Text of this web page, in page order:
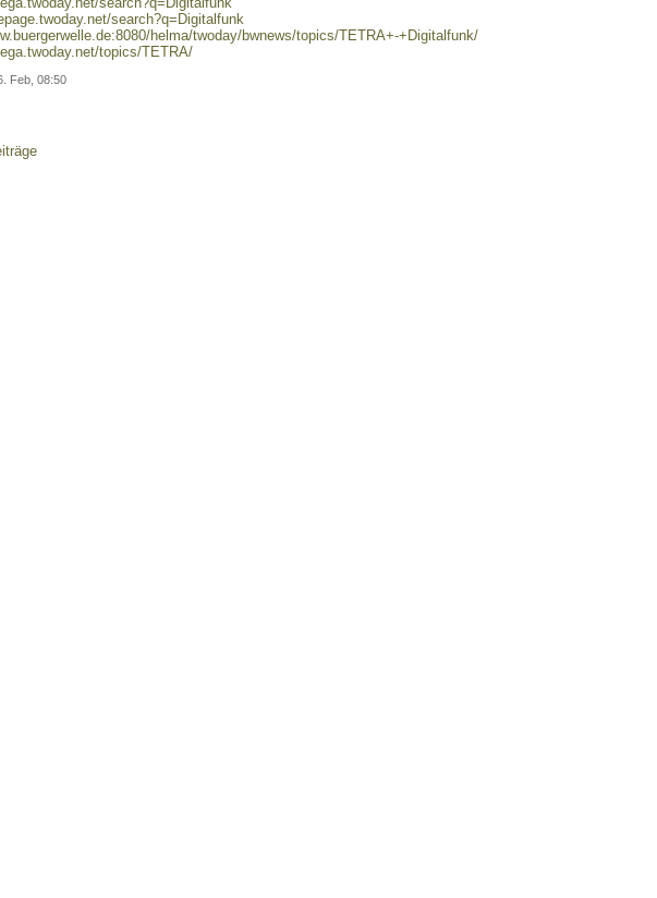
search?q=Digitalfunk
helma/twoday/bwnews/topics/TETRA+-+Digitalfunk/
topics/TETRA/
Feb, 08:50